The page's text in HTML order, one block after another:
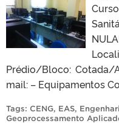
Prédio/Bloco: Cotada/
mail: – Equipamentos
Tags: CENG, EAS,
Geoprocessamento